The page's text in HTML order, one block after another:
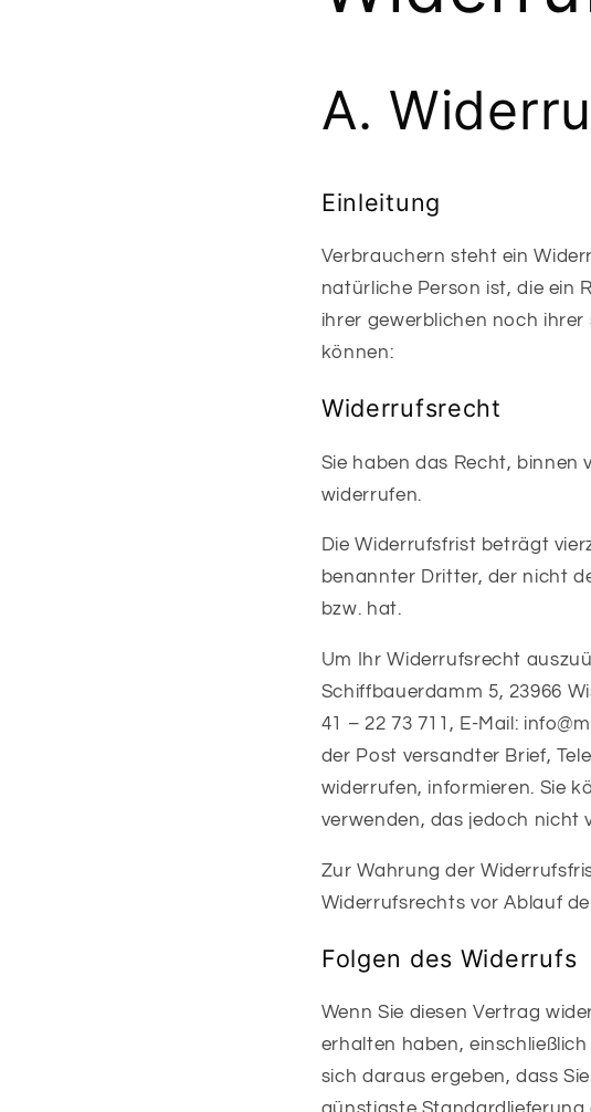
A.
Einleitung
Verbrauchern steht ein
natürliche Person ist, die ein
ihrer gewerblichen noch
können:
Widerrufsrecht
Sie haben das Recht, binnen
widerrufen.
Die Widerrufsfrist beträgt
benannter Dritter, der nicht
bzw. hat.
Um Ihr Widerrufsrecht
Schiffbauerdamm 5, 23966
41 – 22 73 711, E-Mail:
der Post versandter Brief,
widerrufen, informieren. Sie
verwenden, das jedoch nicht
Zur Wahrung der
Widerrufsrechts vor Ablauf
Folgen des Widerrufs
Wenn Sie diesen Vertrag
erhalten haben,
sich daraus ergeben, dass